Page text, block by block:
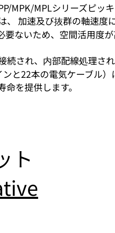
MPK/MPLシリーズピッ
、 加速及び抜群の軸速度
要ないため、空間活用度
続され、内部配線処理さ
と22本の電気ケーブル）
を提供します。
ト